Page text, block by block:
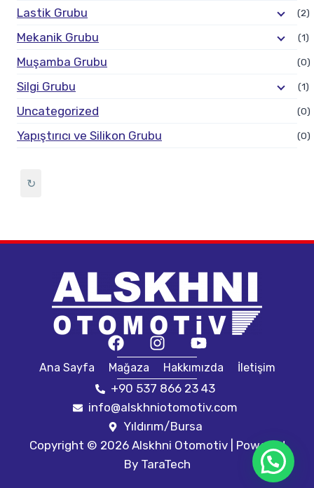
Lastik Grubu (2)
Mekanik Grubu (1)
Muşamba Grubu (0)
Silgi Grubu (1)
Uncategorized (0)
Yapıştırıcı ve Silikon Grubu (0)
↻
Ana Sayfa Mağaza Hakkımızda İletişim
+90 537 866 23 43
info@alskhniotomotiv.com
Yıldırım/Bursa
Copyright © 2026 Alskhni Otomotiv | Powered
By TaraTech